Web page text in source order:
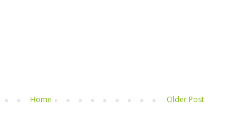
Older Post
Home